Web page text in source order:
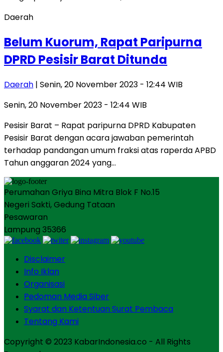
Daerah
Belum Kuorum, Rapat Paripurna
DPRD Pesisir Barat Ditunda
Daerah | Senin, 20 November 2023 - 12:44 WIB
Senin, 20 November 2023 - 12:44 WIB
Pesisir Barat – Rapat paripurna DPRD Kabupaten
Pesisir Barat dengan acara jawaban pemerintah
terhadap pandangan umum fraksi atas raperda APBD
Tahun anggaran 2024 yang…
Perumahan Griya Bina Mitra Blok F No.15
Negeri Sakti, Gedung Tataan
Pesawaran
Lampung 35366
Disclaimer
Info Iklan
Organisasi
Pedoman Media Siber
Syarat dan Ketentuan Surat Pembaca
Tentang Kami
Copyright © 2023 KabarIndonesia.co - All Rights